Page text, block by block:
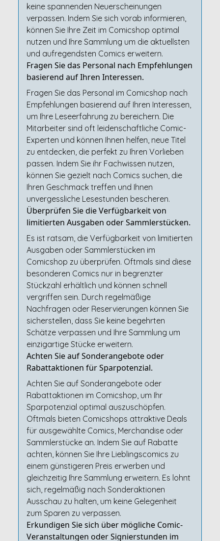
keine spannenden Neuerscheinungen
verpassen. Indem Sie sich vorab informieren,
können Sie Ihre Zeit im Comicshop optimal
nutzen und Ihre Sammlung um die aktuellsten
und aufregendsten Comics erweitern.
Fragen Sie das Personal nach Empfehlungen
basierend auf Ihren Interessen.
Fragen Sie das Personal im Comicshop nach
Empfehlungen basierend auf Ihren Interessen,
um Ihre Leseerfahrung zu bereichern. Die
Mitarbeiter sind oft leidenschaftliche Comic-
Experten und können Ihnen helfen, neue Titel
zu entdecken, die perfekt zu Ihren Vorlieben
passen. Indem Sie ihr Fachwissen nutzen,
können Sie gezielt nach Comics suchen, die
Ihren Geschmack treffen und Ihnen
unvergessliche Lesestunden bescheren.
Überprüfen Sie die Verfügbarkeit von
limitierten Ausgaben oder Sammlerstücken.
Es ist ratsam, die Verfügbarkeit von limitierten
Ausgaben oder Sammlerstücken im
Comicshop zu überprüfen. Oftmals sind diese
besonderen Comics nur in begrenzter
Stückzahl erhältlich und können schnell
vergriffen sein. Durch regelmäßige
Nachfragen oder Reservierungen können Sie
sicherstellen, dass Sie keine begehrten
Schätze verpassen und Ihre Sammlung um
einzigartige Stücke erweitern.
Achten Sie auf Sonderangebote oder
Rabattaktionen für Sparpotenzial.
Achten Sie auf Sonderangebote oder
Rabattaktionen im Comicshop, um Ihr
Sparpotenzial optimal auszuschöpfen.
Oftmals bieten Comicshops attraktive Deals
für ausgewählte Comics, Merchandise oder
Sammlerstücke an. Indem Sie auf Rabatte
achten, können Sie Ihre Lieblingscomics zu
einem günstigeren Preis erwerben und
gleichzeitig Ihre Sammlung erweitern. Es lohnt
sich, regelmäßig nach Sonderaktionen
Ausschau zu halten, um keine Gelegenheit
zum Sparen zu verpassen.
Erkundigen Sie sich über mögliche Comic-
Veranstaltungen oder Signierstunden im